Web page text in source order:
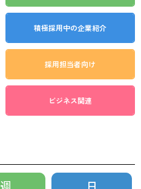
積極採用中の企業紹介
採用担当者向け
ビジネス関連
週 日